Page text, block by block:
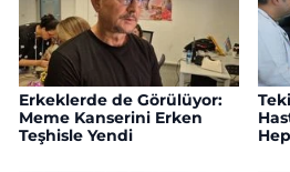
Erkeklerde de Görülüyor:
Meme Kanserini Erken
Teşhisle Yendi